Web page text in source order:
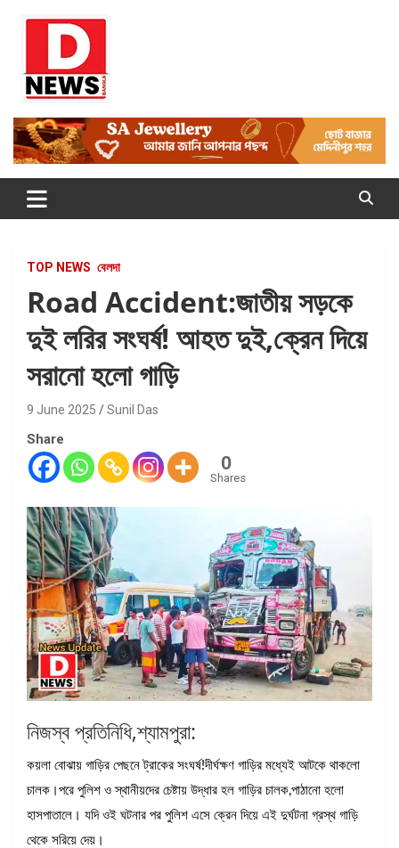
Dnews
#Medinipur24X7News
TOP NEWS বেলদা
Road Accident:জাতীয় সড়কে
দুই লরির সংঘর্ষ! আহত দুই,ক্রেন দিয়ে
সরানো হলো গাড়ি
9 June 2025 Sunil Das
Share
0
Shares
নিজস্ব প্রতিনিধি,শ্যামপুরা:
কয়লা বোঝায় গাড়ির পেছনে ট্রাকের সংঘর্ষ!দীর্ঘক্ষণ গাড়ির মধ্যেই আটকে থাকলো
চালক।পরে পুলিশ ও স্থানীয়দের চেষ্টায় উদ্ধার হল গাড়ির চালক,পাঠানো হলো
হাসপাতালে। যদি ওই ঘটনার পর পুলিশ এসে ক্রেন দিয়ে এই দুর্ঘটনা গ্রস্থ গাড়ি
থেকে সরিয়ে দেয়।